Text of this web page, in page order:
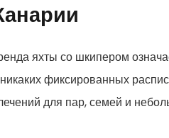
яхты со шкипером
фиксированных
для пар, семей и